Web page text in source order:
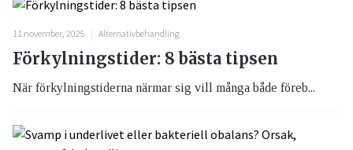
11 november, 2025 Alternativbehandling
Förkylningstider: 8 bästa tipsen
När förkylningstiderna närmar sig vill många både föreb...